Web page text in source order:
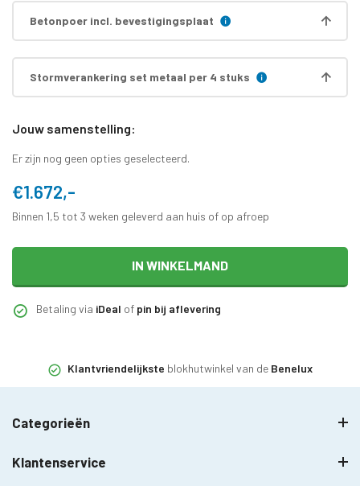
Betonpoer incl. bevestigingsplaat
Stormverankering set metaal per 4 stuks
Jouw samenstelling:
Er zijn nog geen opties geselecteerd.
€1.672,-
Binnen 1,5 tot 3 weken geleverd aan huis of op afroep
IN WINKELMAND
Betaling via iDeal of pin bij aflevering
Klantvriendelijkste blokhutwinkel van de Benelux
Categorieën
Klantenservice